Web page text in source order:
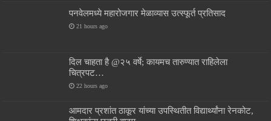
पनवेलमध्ये महारोजगार मेळाव्यास उत्स्फूर्त प्रतिसाद
21 hours ago
दिल चाहता है @२५ वर्षे; कायमच तारुण्यात राहिलेला
चित्रपट…
22 hours ago
आमदार प्रशांत ठाकूर यांच्या उपस्थितीत विद्यार्थ्यांना रेनकोट,